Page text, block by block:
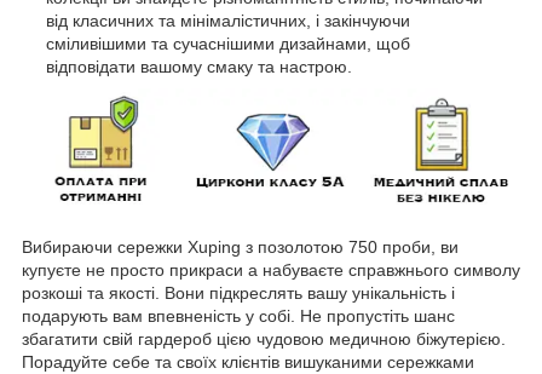
від класичних та мінімалістичних, і закінчуючи
сміливішими та сучаснішими дизайнами, щоб
відповідати вашому смаку та настрою.
Вибираючи сережки Xuping з позолотою 750 проби, ви
купуєте не просто прикраси а набуваєте справжнього символу
розкоші та якості. Вони підкреслять вашу унікальність і
подарують вам впевненість у собі. Не пропустіть шанс
збагатити свій гардероб цією чудовою медичною біжутерією.
Порадуйте себе та своїх клієнтів вишуканими сережками